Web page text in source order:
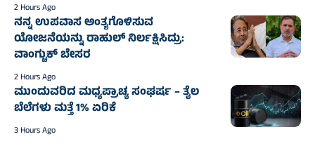
2 Hours Ago
ನನ್ನ ಉಪವಾಸ ಅಂತ್ಯಗೊಳಿಸುವ
ಯೋಜನೆಯನ್ನು ರಾಹುಲ್ ನಿರ್ಲಕ್ಷಿಸಿದ್ರು:
ವಾಂಗ್ಚುಕ್ ಬೇಸರ
2 Hours Ago
ಮುಂದುವರಿದ ಮಧ್ಯಪ್ರಾಚ್ಯ ಸಂಘರ್ಷ – ತೈಲ
ಬೆಲೆಗಳು ಮತ್ತೆ 1% ಏರಿಕೆ
3 Hours Ago